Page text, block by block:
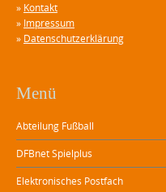
» Kontakt
» Impressum
» Datenschutzerklärung
Menü
Abteilung Fußball
DFBnet Spielplus
Elektronisches Postfach